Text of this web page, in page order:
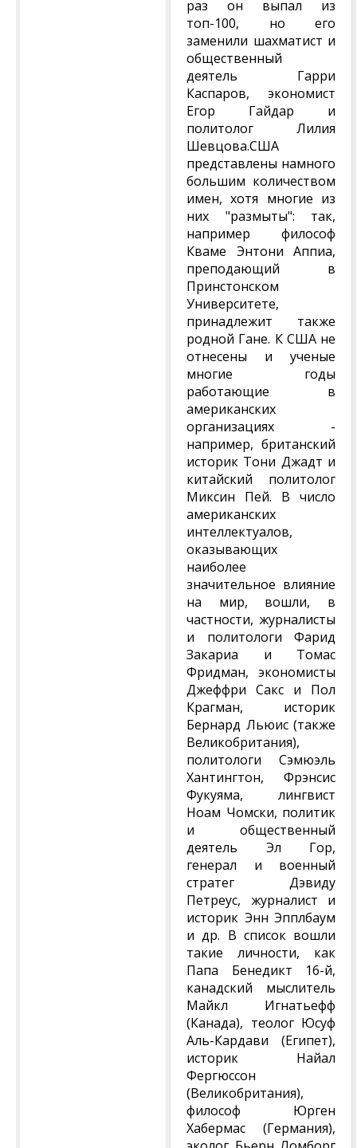
раз он выпал из
топ-100, но его
заменили шахматист и
общественный
деятель Гарри
Каспаров, экономист
Егор Гайдар и
политолог Лилия
Шевцова.США
представлены намного
большим количеством
имен, хотя многие из
них "размыты": так,
например философ
Кваме Энтони Аппиа,
преподающий в
Принстонском
Университете,
принадлежит также
родной Гане. К США не
отнесены и ученые
многие годы
работающие в
американских
организациях -
например, британский
историк Тони Джадт и
китайский политолог
Миксин Пей. В число
американских
интеллектуалов,
оказывающих
наиболее
значительное влияние
на мир, вошли, в
частности, журналисты
и политологи Фарид
Закариа и Томас
Фридман, экономисты
Джеффри Сакс и Пол
Крагман, историк
Бернард Льюис (также
Великобритания),
политологи Сэмюэль
Хантингтон, Фрэнсис
Фукуяма, лингвист
Ноам Чомски, политик
и общественный
деятель Эл Гор,
генерал и военный
стратег Дэвиду
Петреус, журналист и
историк Энн Эпплбаум
и др. В список вошли
такие личности, как
Папа Бенедикт 16-й,
канадский мыслитель
Майкл Игнатьефф
(Канада), теолог Юсуф
Аль-Кардави (Египет),
историк Найал
Фергюссон
(Великобритания),
философ Юрген
Хабермас (Германия),